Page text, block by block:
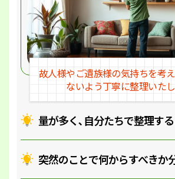
量が多く､自分たちで整理す
突然のことで何からすべきか
故人様やご遺族様の気持ちを考え
ないよう丁寧に整理いた